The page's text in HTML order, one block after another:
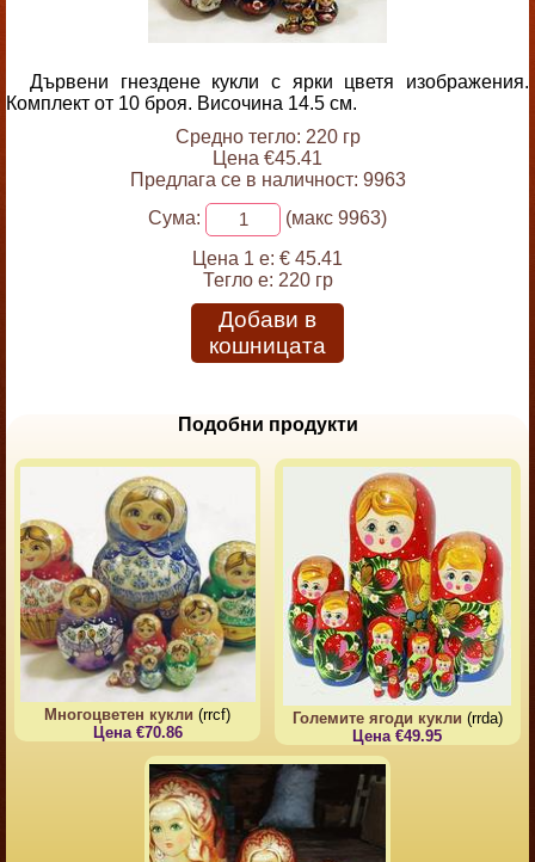
Дървени гнездене кукли с ярки цветя изображения.
Комплект от 10 броя. Височина 14.5 см.
Средно тегло: 220 гр
Цена €45.41
Предлага се в наличност: 9963
Сума:
(макс 9963)
Цена 1 е: € 45.41
Тегло е: 220 гр
Добави в
кошницата
Подобни продукти
Многоцветен кукли (rrcf)
Цена €70.86
Големите ягоди кукли (rrda)
Цена €49.95